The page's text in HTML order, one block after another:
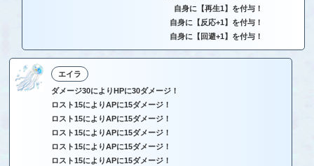
自身に【再生1】を付与！
自身に【反応+1】を付与！
自身に【回避+1】を付与！
エイラ
ダメージ30によりHPに30ダメージ！
ロスト15によりAPに15ダメージ！
ロスト15によりAPに15ダメージ！
ロスト15によりAPに15ダメージ！
ロスト15によりAPに15ダメージ！
ロスト15によりAPに15ダメージ！